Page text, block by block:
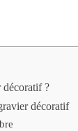
décoratif ?
décoratif